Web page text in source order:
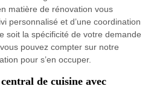
matière de rénovation vous
personnalisé et d’une coordination
soit la spécificité de votre demande
pouvez compter sur notre
pour s’en occuper.
de cuisine avec